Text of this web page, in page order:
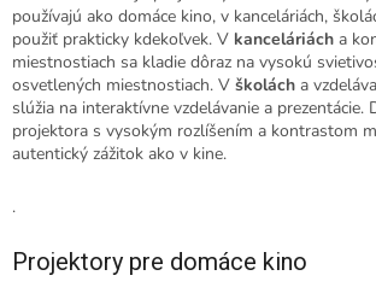
používajú ako domáce kino, v kanceláriách,
použiť prakticky kdekoľvek. V kanceláriách a
miestnostiach sa kladie dôraz na vysokú
osvetlených miestnostiach. V školách a
slúžia na interaktívne vzdelávanie a prezentácie.
projektora s vysokým rozlíšením a kontrastom
autentický zážitok ako v kine.
.
Projektory pre domáce kino